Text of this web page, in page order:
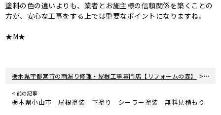
塗料の色の違いよりも、業者とお施主様の信頼関係を築くことの
方が、安心な工事をする上では重要なポイントになりますね。
★M★
栃木県宇都宮市の雨漏り修理・屋根工事専門店【リフォームの森】 > 新着
< 前の記事
栃木県小山市 屋根塗装 下塗り シーラー塗装 無料見積もり